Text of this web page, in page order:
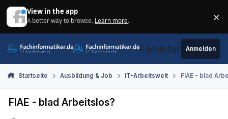
View in the app
A better way to browse. Learn more. ×
Fachinformatiker.de
Anmelden
Startseite Ausbildung & Job IT-Arbeitswelt FIAE - blad
FIAE - blad Arbeitslos?